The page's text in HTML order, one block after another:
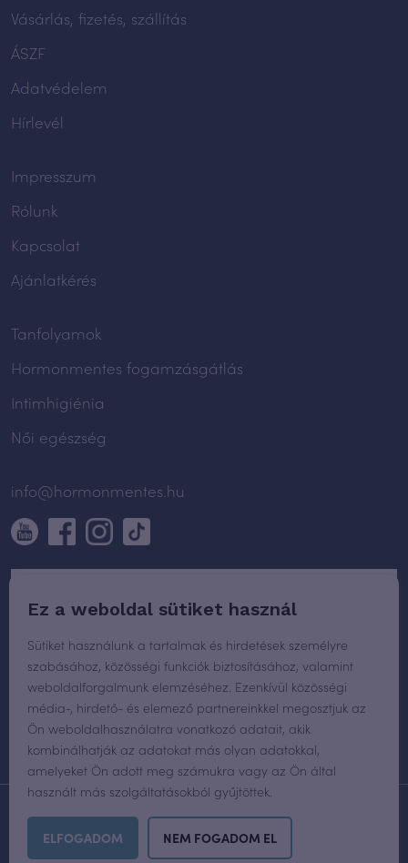
Ez a weboldal sütiket használ
Sütiket használunk a tartalmak és hirdetések személyre
szabásához, közösségi funkciók biztosításához, valamint
weboldalforgalmunk elemzéséhez. Ezenkívül közösségi
média-, hirdető- és elemező partnereinkkel megosztjuk az
Ön weboldalhasználatra vonatkozó adatait, akik
kombinálhatják az adatokat más olyan adatokkal,
amelyeket Ön adott meg számukra vagy az Ön által
használt más szolgáltatásokból gyűjtöttek.
ELFOGADOM NEM FOGADOM EL
Vásárlás, fizetés, szállítás
ÁSZF
Adatvédelem
Hírlevél
Impresszum
Rólunk
Kapcsolat
Ajánlatkérés
Tanfolyamok
Hormonmentes fogamzásgátlás
Intimhigiénia
Női egészség
info@hormonmentes.hu
WEBOLDAL TERVEZÉS ÉS FEJLESZTÉS: PLUS CREATIVE AGENCY